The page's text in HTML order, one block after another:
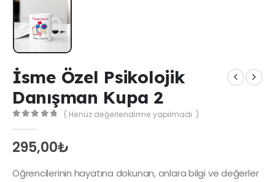
İsme Özel Psikolojik
Danışman Kupa 2
( Henüz değerlendirme yapılmadı. )
295,00₺
Öğrencilerinin hayatına dokunan, onlara bilgi ve değerler